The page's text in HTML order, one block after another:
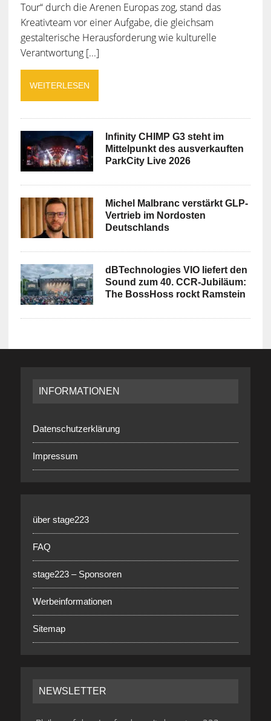
Tour“ durch die Arenen Europas zog, stand das
Kreativteam vor einer Aufgabe, die gleichsam
gestalterische Herausforderung wie kulturelle
Verantwortung [...]
WEITERLESEN
Infinity CHIMP G3 steht im
Mittelpunkt des ausverkauften
ParkCity Live 2026
Michel Malbranc verstärkt GLP-
Vertrieb im Nordosten
Deutschlands
dBTechnologies VIO liefert den
Sound zum 40. CCR-Jubiläum:
The BossHoss rockt Ramstein
INFORMATIONEN
Datenschutzerklärung
Impressum
über stage223
FAQ
stage223 – Sponsoren
Werbeinformationen
Sitemap
NEWSLETTER